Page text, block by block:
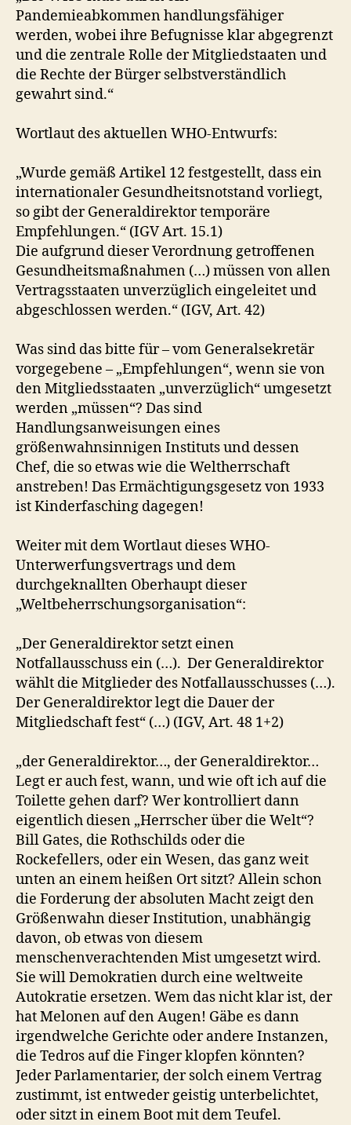
Pandemieabkommen handlungsfähiger
werden, wobei ihre Befugnisse klar abgegrenzt
und die zentrale Rolle der Mitgliedstaaten und
die Rechte der Bürger selbstverständlich
gewahrt sind.“
Wortlaut des aktuellen WHO-Entwurfs:
„Wurde gemäß Artikel 12 festgestellt, dass ein
internationaler Gesundheitsnotstand vorliegt,
so gibt der Generaldirektor temporäre
Empfehlungen.“ (IGV Art. 15.1)
Die aufgrund dieser Verordnung getroffenen
Gesundheitsmaßnahmen (…) müssen von allen
Vertragsstaaten unverzüglich eingeleitet und
abgeschlossen werden.“ (IGV, Art. 42)
Was sind das bitte für – vom Generalsekretär
vorgegebene – „Empfehlungen“, wenn sie von
den Mitgliedsstaaten „unverzüglich“ umgesetzt
werden „müssen“? Das sind
Handlungsanweisungen eines
größenwahnsinnigen Instituts und dessen
Chef, die so etwas wie die Weltherrschaft
anstreben! Das Ermächtigungsgesetz von 1933
ist Kinderfasching dagegen!
Weiter mit dem Wortlaut dieses WHO-
Unterwerfungsvertrags und dem
durchgeknallten Oberhaupt dieser
„Weltbeherrschungsorganisation“:
„Der Generaldirektor setzt einen
Notfallausschuss ein (…). Der Generaldirektor
wählt die Mitglieder des Notfallausschusses (…).
Der Generaldirektor legt die Dauer der
Mitgliedschaft fest“ (…) (IGV, Art. 48 1+2)
„der Generaldirektor…, der Generaldirektor…
Legt er auch fest, wann, und wie oft ich auf die
Toilette gehen darf? Wer kontrolliert dann
eigentlich diesen „Herrscher über die Welt“?
Bill Gates, die Rothschilds oder die
Rockefellers, oder ein Wesen, das ganz weit
unten an einem heißen Ort sitzt? Allein schon
die Forderung der absoluten Macht zeigt den
Größenwahn dieser Institution, unabhängig
davon, ob etwas von diesem
menschenverachtenden Mist umgesetzt wird.
Sie will Demokratien durch eine weltweite
Autokratie ersetzen. Wem das nicht klar ist, der
hat Melonen auf den Augen! Gäbe es dann
irgendwelche Gerichte oder andere Instanzen,
die Tedros auf die Finger klopfen könnten?
Jeder Parlamentarier, der solch einem Vertrag
zustimmt, ist entweder geistig unterbelichtet,
oder sitzt in einem Boot mit dem Teufel.